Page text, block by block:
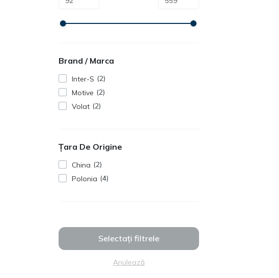
Brand / Marca
Inter-S
2
Motive
2
Volat 2
Țara De Origine
China
2
Polonia
4
Anulează
Selectați filtrele